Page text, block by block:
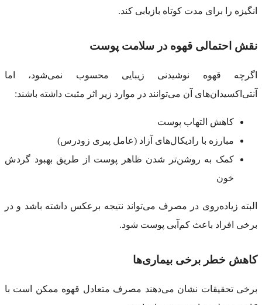
انگیزه را برای مدت کوتاه بازیابی کند.
نقش احتمالی قهوه در سلامت پوست
اگرچه قهوه نوشیدنی زیبایی محسوب نمی‌شود، اما
آنتی‌اکسیدان‌های آن می‌توانند در موارد زیر اثر مثبت داشته باشند:
کاهش التهاب پوست
مبارزه با رادیکال‌های آزاد (عامل پیری زودرس)
کمک به روشن‌تر شدن ظاهر پوست از طریق بهبود گردش
خون
البته زیاده‌روی در مصرف می‌تواند نتیجه برعکس داشته باشد و در
برخی افراد باعث کم‌آبی پوست شود.
کاهش خطر برخی بیماری‌ها
برخی تحقیقات نشان می‌دهند مصرف متعادل قهوه ممکن است با